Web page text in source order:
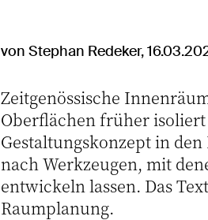
von Stephan Redeker,
Zeitgenössische
Oberflächen früher
Gestaltungskonzept in
nach Werkzeugen, mit
entwickeln lassen. Das
Raumplanung.